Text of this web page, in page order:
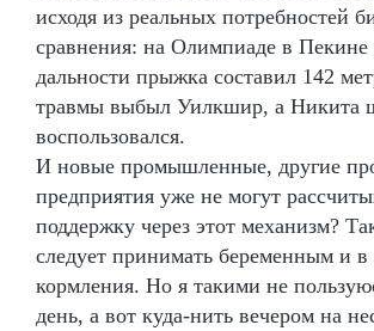
исходя из реальных потребностей
сравнения: на Олимпиаде в Пекине
дальности прыжка составил 142
травмы выбыл Уилкшир, а Никита
воспользовался.
И новые промышленные, другие
предприятия уже не могут
поддержку через этот механизм?
следует принимать беременным и в
кормления. Но я такими не
день, а вот куда-нить вечером на